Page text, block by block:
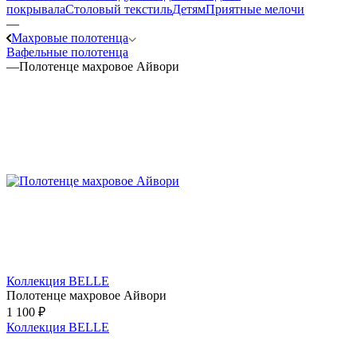
покрывалаСтоловый текстильДетямПриятные мелочи
—
Махровые полотенца
Вафельные полотенца
—Полотенце махровое Айвори
Коллекция BELLE
Полотенце махровое Айвори
1 100 ₽
Коллекция BELLE